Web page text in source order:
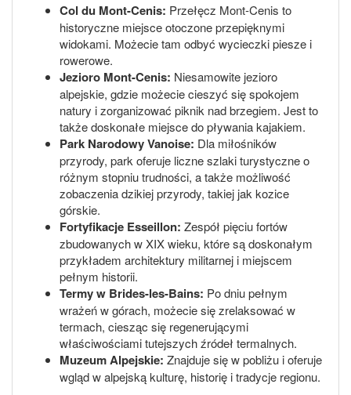
Col du Mont-Cenis: Przełęcz Mont-Cenis to
historyczne miejsce otoczone przepięknymi
widokami. Możecie tam odbyć wycieczki piesze i
rowerowe.
Jezioro Mont-Cenis: Niesamowite jezioro
alpejskie, gdzie możecie cieszyć się spokojem
natury i zorganizować piknik nad brzegiem. Jest to
także doskonałe miejsce do pływania kajakiem.
Park Narodowy Vanoise: Dla miłośników
przyrody, park oferuje liczne szlaki turystyczne o
różnym stopniu trudności, a także możliwość
zobaczenia dzikiej przyrody, takiej jak kozice
górskie.
Fortyfikacje Esseillon: Zespół pięciu fortów
zbudowanych w XIX wieku, które są doskonałym
przykładem architektury militarnej i miejscem
pełnym historii.
Termy w Brides-les-Bains: Po dniu pełnym
wrażeń w górach, możecie się zrelaksować w
termach, ciesząc się regenerującymi
właściwościami tutejszych źródeł termalnych.
Muzeum Alpejskie: Znajduje się w pobliżu i oferuje
wgląd w alpejską kulturę, historię i tradycje regionu.